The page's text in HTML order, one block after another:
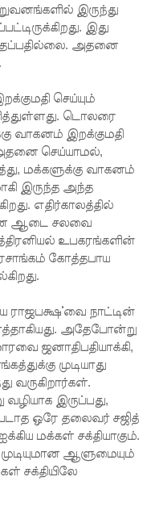
இருந்து
இது
அதனை
செய்யும்
டொலரை
வாகனம் இறக்குமதி
செய்யாமல்,
மக்களுக்கு வாகனம்
இருந்த அந்த
எதிர்காலத்தில்
ஆடை சலவை
உபகரங்களின்
கோத்தபாய
ராஜபக்ஷ்வை நாட்டின்
அதேபோன்று
ஜனாதிபதியாக்கி,
முடியாது
வருகிறார்கள்.
இருப்பது,
ஒரே தலைவர் சஜித்
மக்கள் சக்தியாகும்.
ஆளுமையும்
சக்தியிலே